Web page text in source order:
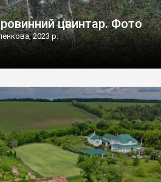
цвинтар. Фото
2023 р.